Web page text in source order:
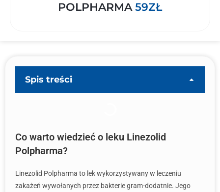
POLPHARMA59ZŁ
Spis treści
Co warto wiedzieć o leku Linezolid
Polpharma?
Linezolid Polpharma to lek wykorzystywany w leczeniu
zakażeń wywołanych przez bakterie gram-dodatnie. Jego